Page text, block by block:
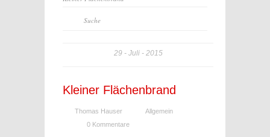
29 Juli 2015
Kleiner Flächenbrand
Thomas Hauser
Allgemein
0 Kommentare